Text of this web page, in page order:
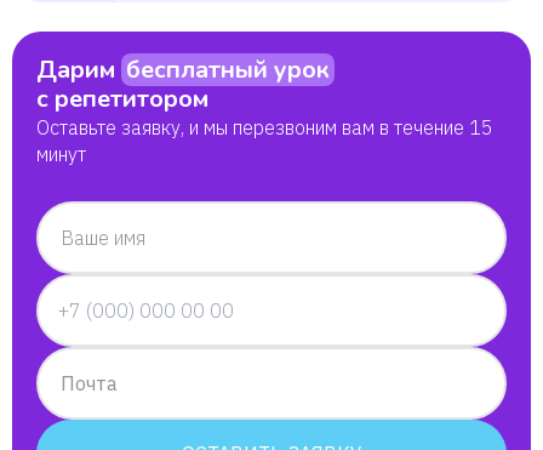
Дарим бесплатный урок
с репетитором
Оставьте заявку, и мы перезвоним вам в течение 15
минут
Ваше имя
Почта